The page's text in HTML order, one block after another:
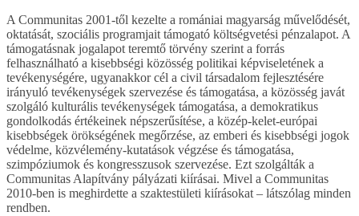
A Communitas 2001-től kezelte a romániai magyarság művelődését,
oktatását, szociális programjait támogató költségvetési pénzalapot. A
támogatásnak jogalapot teremtő törvény szerint a forrás
felhasználható a kisebbségi közösség politikai képviseletének a
tevékenységére, ugyanakkor cél a civil társadalom fejlesztésére
irányuló tevékenységek szervezése és támogatása, a közösség javát
szolgáló kulturális tevékenységek támogatása, a demokratikus
gondolkodás értékeinek népszerűsítése, a közép-kelet-európai
kisebbségek örökségének megőrzése, az emberi és kisebbségi jogok
védelme, közvélemény-kutatások végzése és támogatása,
szimpóziumok és kongresszusok szervezése. Ezt szolgálták a
Communitas Alapítvány pályázati kiírásai. Mivel a Communitas
2010-ben is meghirdette a szaktestületi kiírásokat – látszólag minden
rendben.